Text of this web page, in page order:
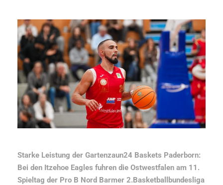
Starke Leistung der Gartenzaun24 Baskets Paderborn:
Bei den Itzehoe Eagles fuhren die Ostwestfalen am 11.
Spieltag der Pro B Nord Barmer 2.Basketballbundesliga